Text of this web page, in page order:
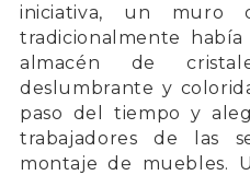
iniciativa, un muro
tradicionalmente
almacén de
deslumbrante y
paso del tiempo y
trabajadores de las
montaje de muebles.